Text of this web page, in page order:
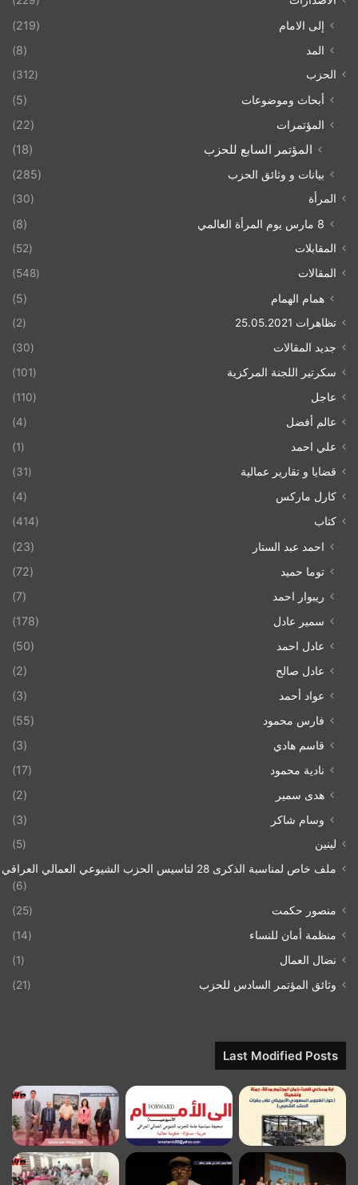
إلى الامام
(219)
المد
(8)
الحزب (312)
أبحاث وموضوعات
(5)
المؤتمرات
(22)
المؤتمر السابع للحزب (18)
بيانات و وثائق الحزب (285)
المرأة (30)
8 مارس يوم المرأة العالمي (8)
المقابلات
(52)
المقالات
(548)
همام الهمام (5)
تظاهرات 25.05.2021
(2)
جديد المقالات
(30)
سكرتير اللجنة المركزية
(101)
عاجل
(110)
عالم أفضل
(4)
علي احمد
(1)
قضايا و تقارير عمالية
(31)
كارل ماركس
(4)
كتاب
(414)
احمد عبد الستار
(23)
توما حميد
(72)
ريبوار احمد
(7)
سمير عادل
(178)
عادل احمد
(50)
عادل صالح
(2)
عواد أحمد
(3)
فارس محمود
(55)
قاسم هادي
(3)
نادية محمود
(17)
هدى سمير
(2)
وسام شاكر
(3)
لينين
(5)
ملف خاص لمناسبة الذكرى 28 لتاسيس الحزب الشيوعي العمالي العراقي 1993/07/21
(6)
منصور حكمت
(25)
منظمة أمان للنساء
(14)
نضال العمال
(1)
وثائق المؤتمر السادس للحزب
(21)
Last Modified Posts